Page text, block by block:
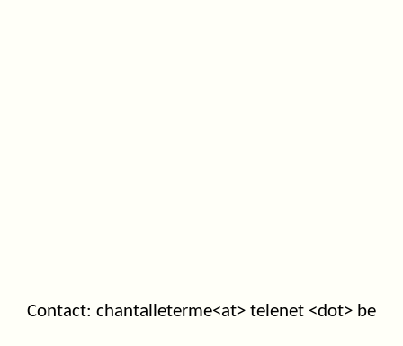
Contact: chantalleterme<at> telenet <dot> be